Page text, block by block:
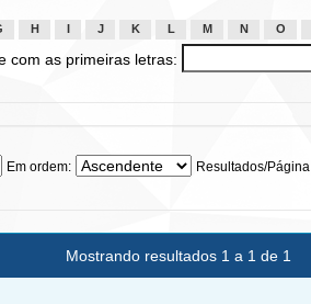
H J K L M N O
com as primeiras letras:
Em ordem: Resultados/Página
Mostrando resultados 1 a 1 de 1